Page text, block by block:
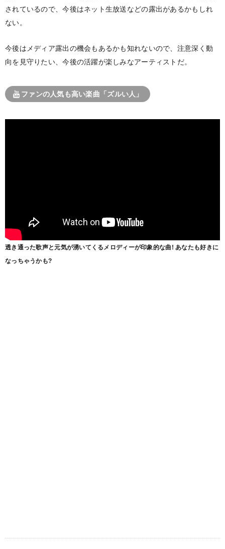
されているので、今後はネット生放送などの露出があるかもしれ
ない。
今後はメディア露出の機会もあるかも知れないので、注意深く動
向を見守りたい、今後の活躍が楽しみなアーティストだ。
ファンの人気も高い楽曲「ズルい人」
透き通った歌声と元気が湧いてくるメロディーが印象的な曲! あなたも好きに
なっちゃうかも?